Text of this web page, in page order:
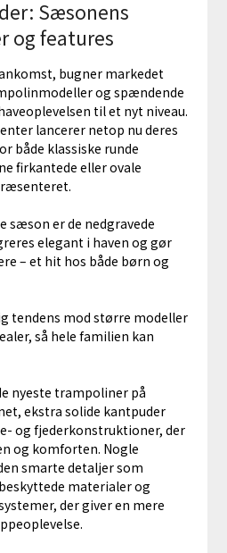
Sæsonens
og features
bugner markedet
og spændende
til et nyt niveau.
lancerer netop nu deres
både klassiske runde
firkantede eller ovale
er de nedgravede
elegant i haven og gør
– et hit hos både børn og
tendens mod større modeller
så hele familien kan
nyeste trampoliner på
ekstra solide kantpuder
og fjederkonstruktioner, der
og komforten. Nogle
smarte detaljer som
materialer og
der giver en mere